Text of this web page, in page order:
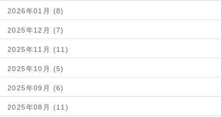
2026年01月 (8)
2025年12月 (7)
2025年11月 (11)
2025年10月 (5)
2025年09月 (6)
2025年08月 (11)